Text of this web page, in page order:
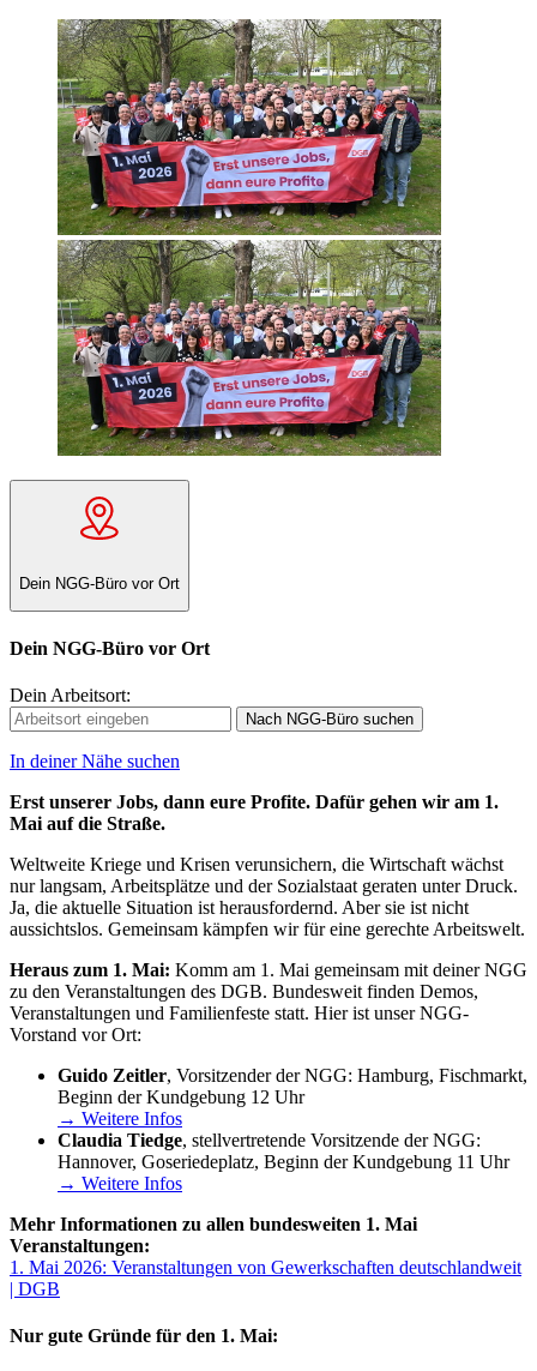
Dein NGG-Büro vor Ort
Dein NGG-Büro vor Ort
Dein Arbeitsort:
Nach NGG-Büro suchen
In deiner Nähe suchen
Erst unserer Jobs, dann eure Profite. Dafür gehen wir am 1.
Mai auf die Straße.
Weltweite Kriege und Krisen verunsichern, die Wirtschaft wächst
nur langsam, Arbeitsplätze und der Sozialstaat geraten unter Druck.
Ja, die aktuelle Situation ist herausfordernd. Aber sie ist nicht
aussichtslos. Gemeinsam kämpfen wir für eine gerechte Arbeitswelt.
Heraus zum 1. Mai: Komm am 1. Mai gemeinsam mit deiner NGG
zu den Veranstaltungen des DGB. Bundesweit finden Demos,
Veranstaltungen und Familienfeste statt. Hier ist unser NGG-
Vorstand vor Ort:
Guido Zeitler, Vorsitzender der NGG: Hamburg, Fischmarkt,
Beginn der Kundgebung 12 Uhr
→ Weitere Infos
Claudia Tiedge, stellvertretende Vorsitzende der NGG:
Hannover, Goseriedeplatz, Beginn der Kundgebung 11 Uhr
→ Weitere Infos
Mehr Informationen zu allen bundesweiten 1. Mai
Veranstaltungen:
1. Mai 2026: Veranstaltungen von Gewerkschaften deutschlandweit
| DGB
Nur gute Gründe für den 1. Mai: